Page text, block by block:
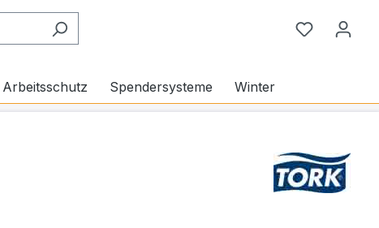
Du hast 0
Arbeitsschutz Spendersysteme Winter